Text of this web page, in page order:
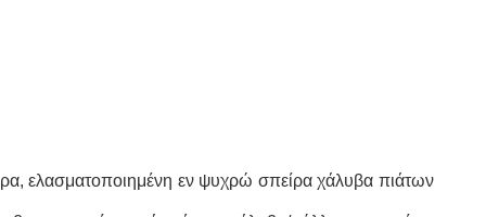
ελασματοποιημένη εν ψυχρώ σπείρα χάλυβα πιάτων